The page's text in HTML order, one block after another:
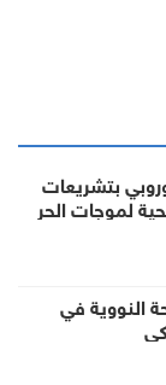
بتشريعات
لموجات الحر
النووية في